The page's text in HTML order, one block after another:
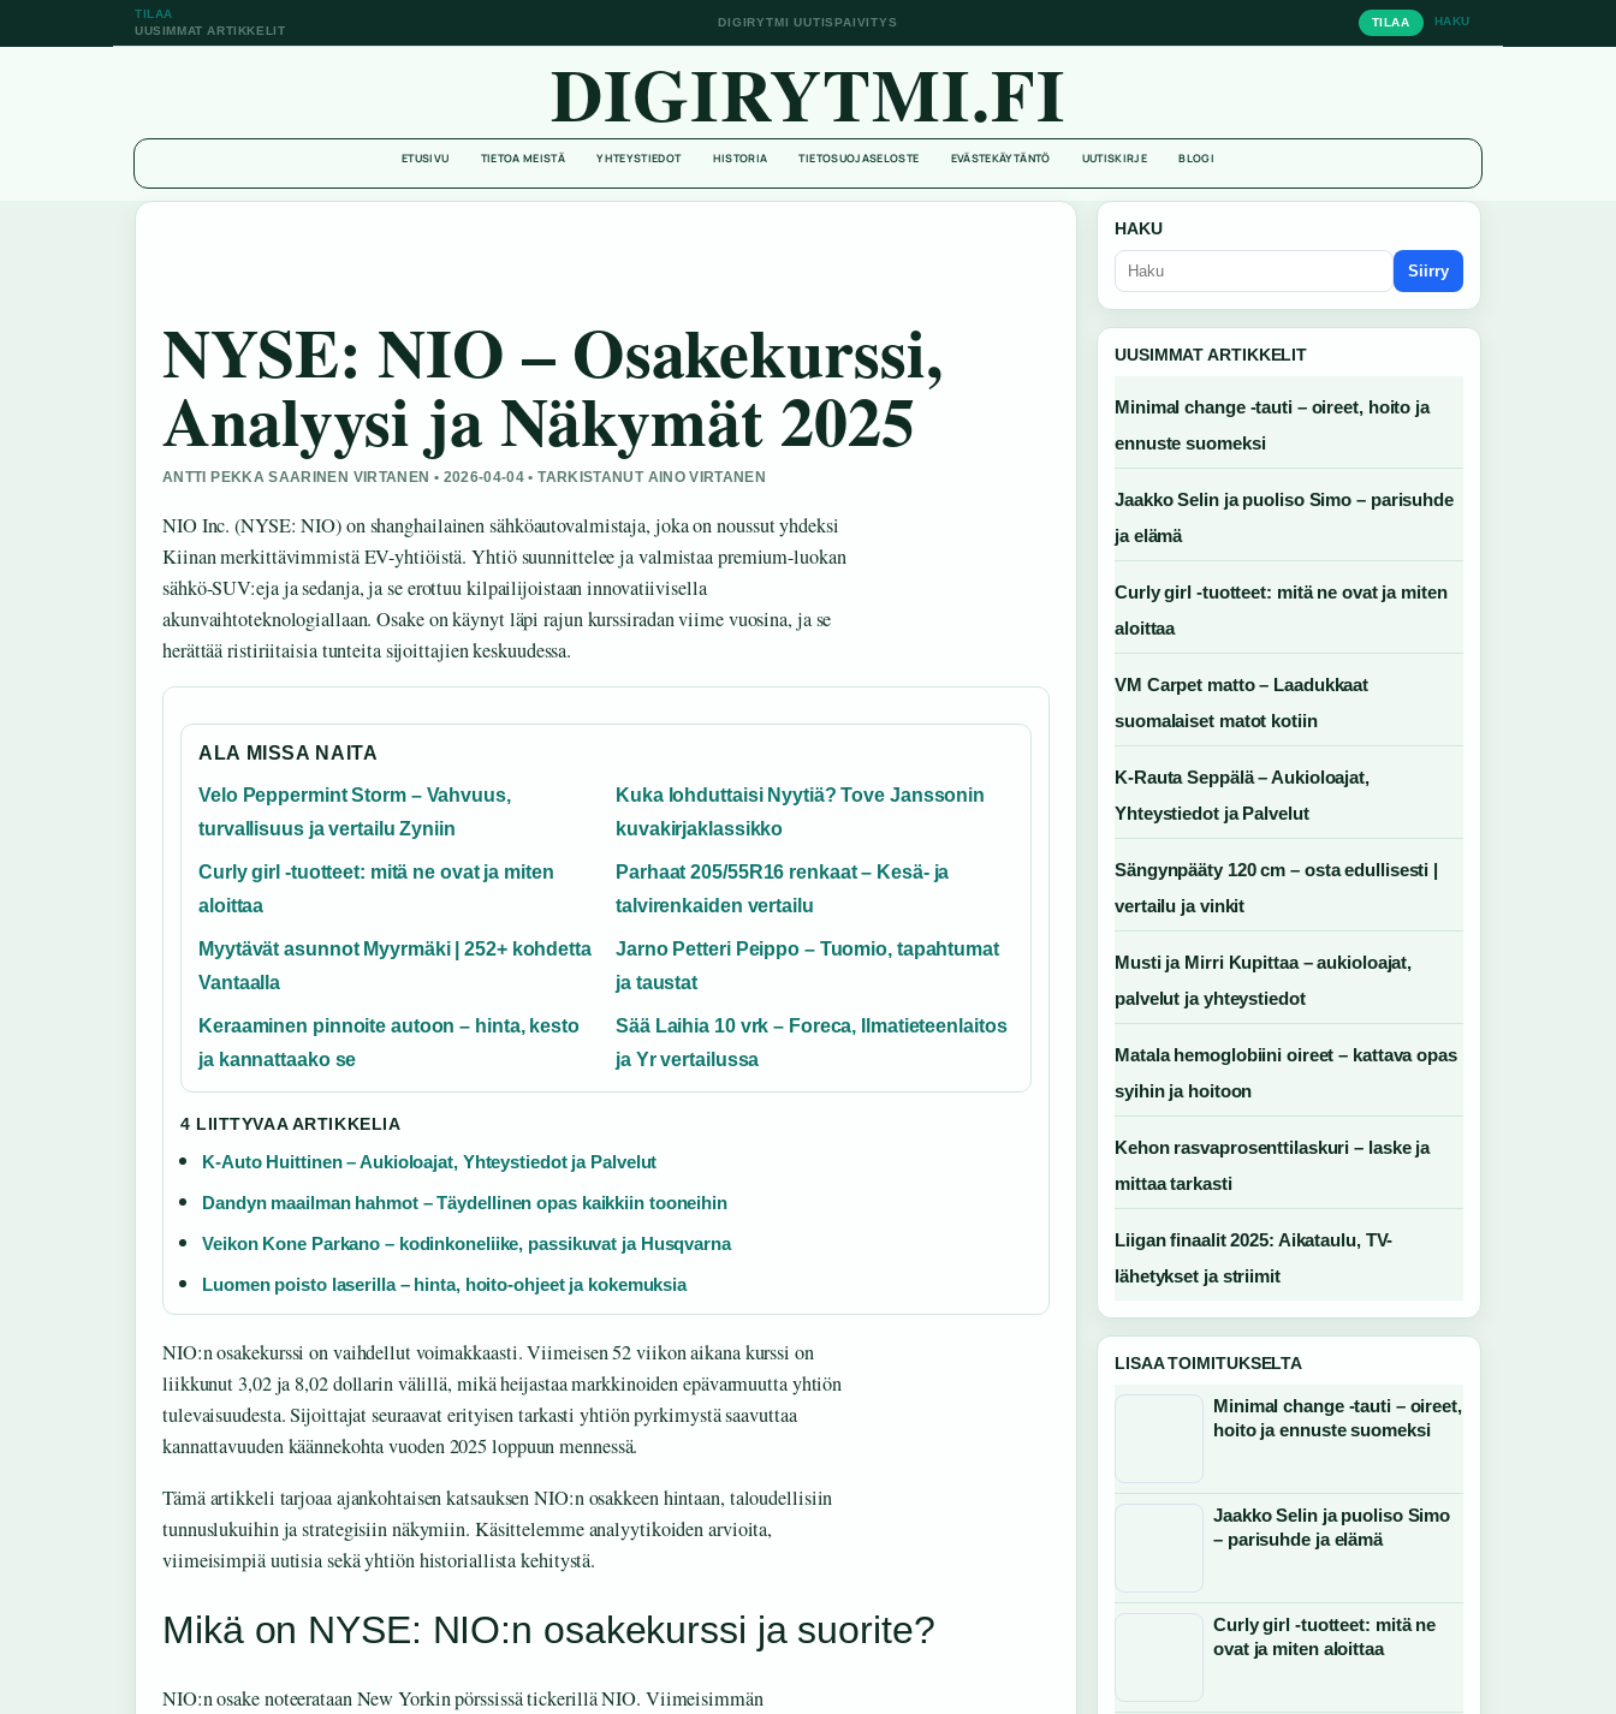
TILAA
UUSIMMAT ARTIKKELIT
DIGIRYTMI UUTISPAIVITYS TILAA HAKU
DIGIRYTMI.FI
ETUSIVU TIETOA MEISTÄ YHTEYSTIEDOT HISTORIA TIETOSUOJASELOSTE EVÄSTEKÄYTÄNTÖ UUTISKIRJE BLOGI
NYSE: NIO – Osakekurssi,
Analyysi ja Näkymät 2025
ANTTI PEKKA SAARINEN VIRTANEN • 2026-04-04 • TARKISTANUT AINO VIRTANEN
NIO Inc. (NYSE: NIO) on shanghailainen sähköautovalmistaja, joka on noussut yhdeksi
Kiinan merkittävimmistä EV-yhtiöistä. Yhtiö suunnittelee ja valmistaa premium-luokan
sähkö-SUV:eja ja sedanja, ja se erottuu kilpailijoistaan innovatiivisella
akunvaihtoteknologiallaan. Osake on käynyt läpi rajun kurssiradan viime vuosina, ja se
herättää ristiriitaisia tunteita sijoittajien keskuudessa.
ALA MISSA NAITA
Velo Peppermint Storm – Vahvuus,
turvallisuus ja vertailu Zyniin
Kuka lohduttaisi Nyytiä? Tove Janssonin
kuvakirjaklassikko
Curly girl -tuotteet: mitä ne ovat ja miten
aloittaa
Parhaat 205/55R16 renkaat – Kesä- ja
talvirenkaiden vertailu
Myytävät asunnot Myyrmäki | 252+ kohdetta
Vantaalla
Jarno Petteri Peippo – Tuomio, tapahtumat
ja taustat
Keraaminen pinnoite autoon – hinta, kesto
ja kannattaako se
Sää Laihia 10 vrk – Foreca, Ilmatieteenlaitos
ja Yr vertailussa
4 LIITTYVAA ARTIKKELIA
K-Auto Huittinen – Aukioloajat, Yhteystiedot ja Palvelut
Dandyn maailman hahmot – Täydellinen opas kaikkiin tooneihin
Veikon Kone Parkano – kodinkoneliike, passikuvat ja Husqvarna
Luomen poisto laserilla – hinta, hoito-ohjeet ja kokemuksia
NIO:n osakekurssi on vaihdellut voimakkaasti. Viimeisen 52 viikon aikana kurssi on
liikkunut 3,02 ja 8,02 dollarin välillä, mikä heijastaa markkinoiden epävarmuutta yhtiön
tulevaisuudesta. Sijoittajat seuraavat erityisen tarkasti yhtiön pyrkimystä saavuttaa
kannattavuuden käännekohta vuoden 2025 loppuun mennessä.
Tämä artikkeli tarjoaa ajankohtaisen katsauksen NIO:n osakkeen hintaan, taloudellisiin
tunnuslukuihin ja strategisiin näkymiin. Käsittelemme analyytikoiden arvioita,
viimeisimpiä uutisia sekä yhtiön historiallista kehitystä.
Mikä on NYSE: NIO:n osakekurssi ja suorite?
NIO:n osake noteerataan New Yorkin pörssissä tickerillä NIO. Viimeisimmän
HAKU
Siirry
UUSIMMAT ARTIKKELIT
Minimal change -tauti – oireet, hoito ja
ennuste suomeksi
Jaakko Selin ja puoliso Simo – parisuhde
ja elämä
Curly girl -tuotteet: mitä ne ovat ja miten
aloittaa
VM Carpet matto – Laadukkaat
suomalaiset matot kotiin
K-Rauta Seppälä – Aukioloajat,
Yhteystiedot ja Palvelut
Sängynpääty 120 cm – osta edullisesti |
vertailu ja vinkit
Musti ja Mirri Kupittaa – aukioloajat,
palvelut ja yhteystiedot
Matala hemoglobiini oireet – kattava opas
syihin ja hoitoon
Kehon rasvaprosenttilaskuri – laske ja
mittaa tarkasti
Liigan finaalit 2025: Aikataulu, TV-
lähetykset ja striimit
LISAA TOIMITUKSELTA
Minimal change -tauti – oireet,
hoito ja ennuste suomeksi
Jaakko Selin ja puoliso Simo
– parisuhde ja elämä
Curly girl -tuotteet: mitä ne
ovat ja miten aloittaa